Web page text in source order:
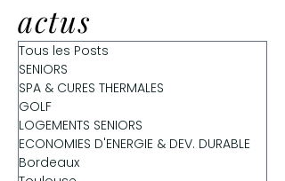
actus
Tous les Posts
SENIORS
SPA & CURES THERMALES
GOLF
LOGEMENTS SENIORS
ECONOMIES D'ENERGIE & DEV. DURABLE
Bordeaux